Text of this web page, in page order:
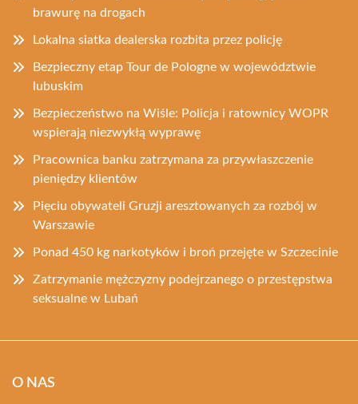
brawurę na drogach
Lokalna siatka dealerska rozbita przez policję
Bezpieczny etap Tour de Pologne w województwie
lubuskim
Bezpieczeństwo na Wiśle: Policja i ratownicy WOPR
wspierają niezwykłą wyprawę
Pracownica banku zatrzymana za przywłaszczenie
pieniędzy klientów
Pięciu obywateli Gruzji aresztowanych za rozbój w
Warszawie
Ponad 450 kg narkotyków i broń przejęte w Szczecinie
Zatrzymanie mężczyzny podejrzanego o przestępstwa
seksualne w Lubań
O NAS